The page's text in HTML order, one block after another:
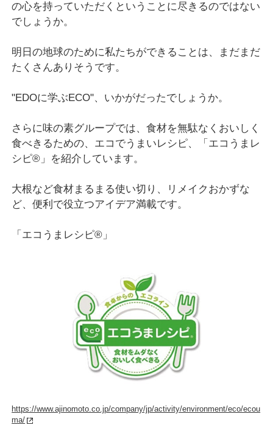
の心を持っていただくということに尽きるのではない
でしょうか。
明日の地球のために私たちができることは、まだまだ
たくさんありそうです。
"EDOに学ぶECO"、いかがだったでしょうか。
さらに味の素グループでは、食材を無駄なくおいしく
食べきるための、エコでうまいレシピ、「エコうまレ
シピ®」を紹介しています。
大根など食材まるまる使い切り、リメイクおかずな
ど、便利で役立つアイデア満載です。
「エコうまレシピ®」
https://www.ajinomoto.co.jp/company/jp/activity/environment/eco/ecou
ma/